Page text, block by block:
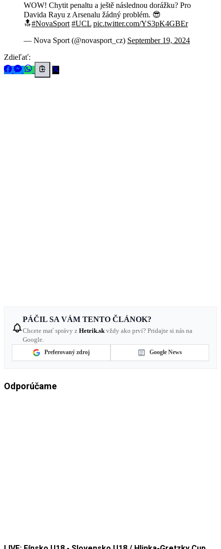
WOW! Chytit penaltu a ještě následnou dorážku? Pro
Davida Rayu z Arsenalu žádný problém. 😎
🔝#NovaSport #UCL pic.twitter.com/YS3pK4GBEr
— Nova Sport (@novasport_cz) September 19, 2024
Zdieľať:
PÁČIL SA VÁM TENTO ČLÁNOK?
Chcete mať správy z Hetrik.sk vždy ako prví? Pridajte si nás na
Google.
Preferovaný zdroj Google News
Odporúčame